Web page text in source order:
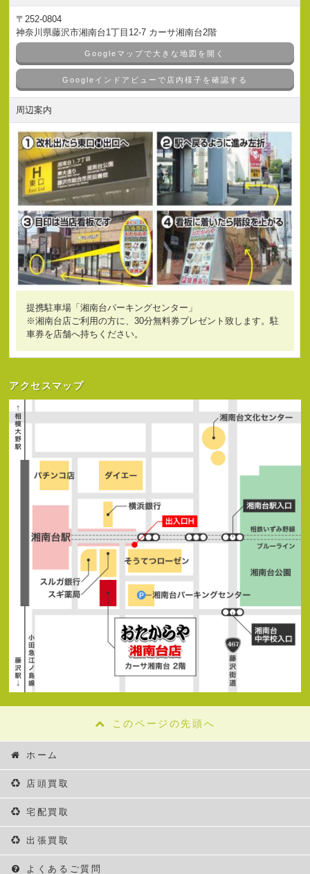
〒252-0804
神奈川県藤沢市湘南台1丁目12-7 カーサ湘南台2階
Googleマップで大きな地図を開く
Googleインドアビューで店内様子を確認する
周辺案内
提携駐車場「湘南台パーキングセンター」
※湘南台店ご利用の方に、30分無料券プレゼント致します。駐
車券を店舗へ持ちください。
アクセスマップ
このページの先頭へ
ホーム
店頭買取
宅配買取
出張買取
よくあるご質問